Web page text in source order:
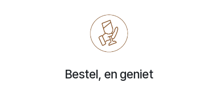
Bestel, en geniet